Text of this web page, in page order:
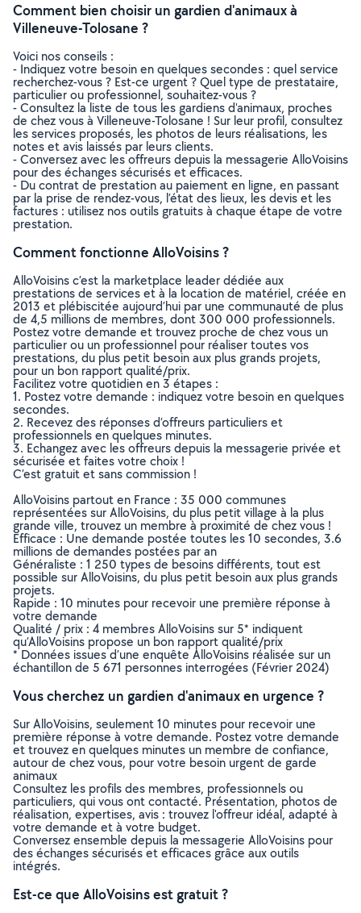
Comment bien choisir un gardien d'animaux à
Villeneuve-Tolosane ?
Voici nos conseils :
- Indiquez votre besoin en quelques secondes : quel service
recherchez-vous ? Est-ce urgent ? Quel type de prestataire,
particulier ou professionnel, souhaitez-vous ?
- Consultez la liste de tous les gardiens d'animaux, proches
de chez vous à Villeneuve-Tolosane ! Sur leur profil, consultez
les services proposés, les photos de leurs réalisations, les
notes et avis laissés par leurs clients.
- Conversez avec les offreurs depuis la messagerie AlloVoisins
pour des échanges sécurisés et efficaces.
- Du contrat de prestation au paiement en ligne, en passant
par la prise de rendez-vous, l’état des lieux, les devis et les
factures : utilisez nos outils gratuits à chaque étape de votre
prestation.
Comment fonctionne AlloVoisins ?
AlloVoisins c’est la marketplace leader dédiée aux
prestations de services et à la location de matériel, créée en
2013 et plébiscitée aujourd’hui par une communauté de plus
de 4,5 millions de membres, dont 300 000 professionnels.
Postez votre demande et trouvez proche de chez vous un
particulier ou un professionnel pour réaliser toutes vos
prestations, du plus petit besoin aux plus grands projets,
pour un bon rapport qualité/prix.
Facilitez votre quotidien en 3 étapes :
1. Postez votre demande : indiquez votre besoin en quelques
secondes.
2. Recevez des réponses d’offreurs particuliers et
professionnels en quelques minutes.
3. Echangez avec les offreurs depuis la messagerie privée et
sécurisée et faites votre choix !
C’est gratuit et sans commission !
AlloVoisins partout en France : 35 000 communes
représentées sur AlloVoisins, du plus petit village à la plus
grande ville, trouvez un membre à proximité de chez vous !
Efficace : Une demande postée toutes les 10 secondes, 3.6
millions de demandes postées par an
Généraliste : 1 250 types de besoins différents, tout est
possible sur AlloVoisins, du plus petit besoin aux plus grands
projets.
Rapide : 10 minutes pour recevoir une première réponse à
votre demande
Qualité / prix : 4 membres AlloVoisins sur 5* indiquent
qu’AlloVoisins propose un bon rapport qualité/prix
* Données issues d’une enquête AlloVoisins réalisée sur un
échantillon de 5 671 personnes interrogées (Février 2024)
Vous cherchez un gardien d'animaux en urgence ?
Sur AlloVoisins, seulement 10 minutes pour recevoir une
première réponse à votre demande. Postez votre demande
et trouvez en quelques minutes un membre de confiance,
autour de chez vous, pour votre besoin urgent de garde
animaux
Consultez les profils des membres, professionnels ou
particuliers, qui vous ont contacté. Présentation, photos de
réalisation, expertises, avis : trouvez l'offreur idéal, adapté à
votre demande et à votre budget.
Conversez ensemble depuis la messagerie AlloVoisins pour
des échanges sécurisés et efficaces grâce aux outils
intégrés.
Est-ce que AlloVoisins est gratuit ?